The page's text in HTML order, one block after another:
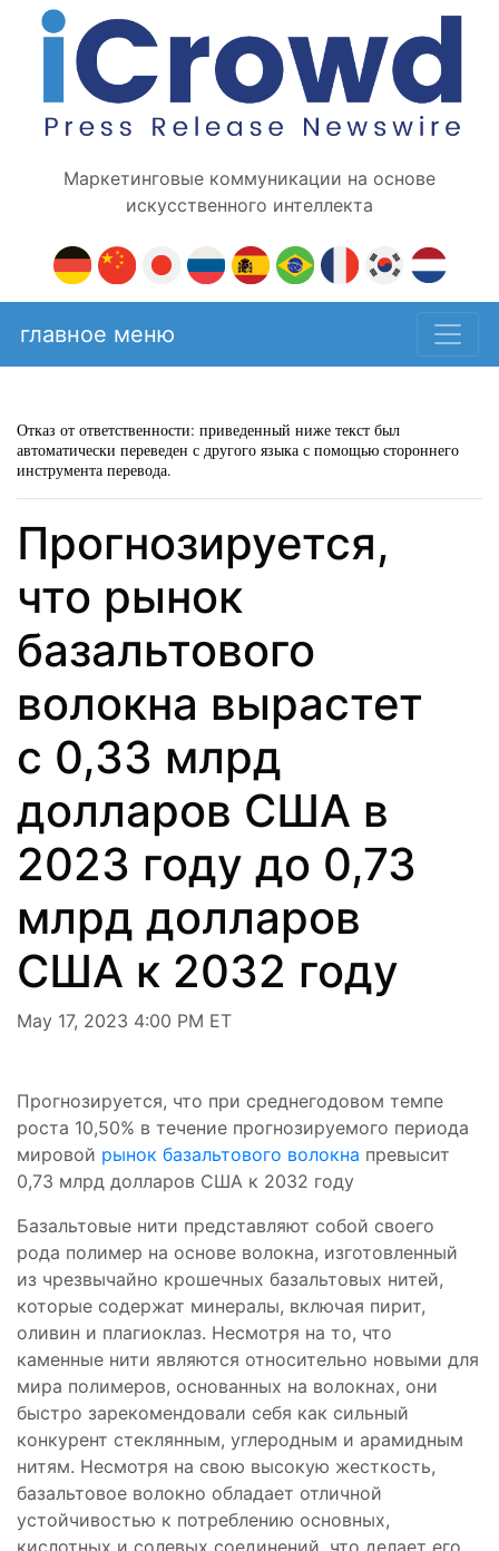
Маркетинговые коммуникации на основе
искусственного интеллекта
главное меню
Отказ от ответственности: приведенный ниже текст был
автоматически переведен с другого языка с помощью стороннего
инструмента перевода.
Прогнозируется,
что рынок
базальтового
волокна вырастет
с 0,33 млрд
долларов США в
2023 году до 0,73
млрд долларов
США к 2032 году
May 17, 2023 4:00 PM ET
Прогнозируется, что при среднегодовом темпе
роста 10,50% в течение прогнозируемого периода
мировой рынок базальтового волокна превысит
0,73 млрд долларов США к 2032 году
Базальтовые нити представляют собой своего
рода полимер на основе волокна, изготовленный
из чрезвычайно крошечных базальтовых нитей,
которые содержат минералы, включая пирит,
оливин и плагиоклаз. Несмотря на то, что
каменные нити являются относительно новыми для
мира полимеров, основанных на волокнах, они
быстро зарекомендовали себя как сильный
конкурент стеклянным, углеродным и арамидным
нитям. Несмотря на свою высокую жесткость,
базальтовое волокно обладает отличной
устойчивостью к потреблению основных,
кислотных и солевых соединений, что делает его